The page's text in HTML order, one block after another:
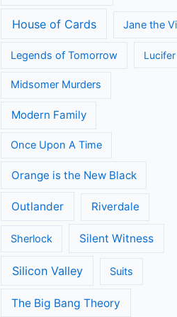
House of Cards Jane the
Legends of Tomorrow Lucifer
Midsomer Murders
Modern Family
Once Upon A Time
Orange is the New Black
Outlander Riverdale
Sherlock Silent Witness
Silicon Valley Suits
The Big Bang Theory